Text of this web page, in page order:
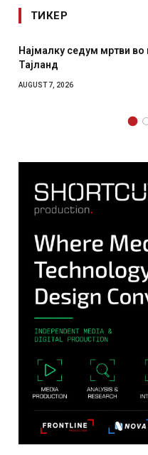
ТИКЕР
Најмалку седум мртви
Тајланд
AUGUST 7, 2026